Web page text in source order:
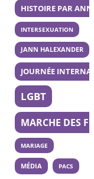
HISTOIRE PAR
INTERSEXUATION
JANN HALEXANDER
JOURNÉE
LGBT
MARCHE DES
MARIAGE
MÉDIA PACS